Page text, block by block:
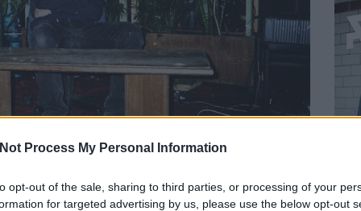
Process My Personal Information
opt-out of the sale, sharing to third parties, or processing of your
for targeted advertising by us, please use the below opt-out